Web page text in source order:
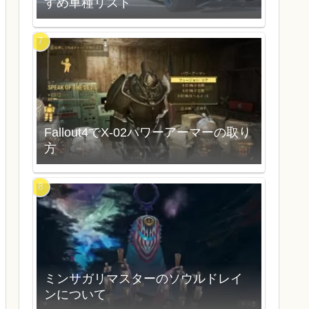
Fallout4でX-02パワーアーマーの取り
方
ミンサガリマスターのソウルドレイ
ンについて